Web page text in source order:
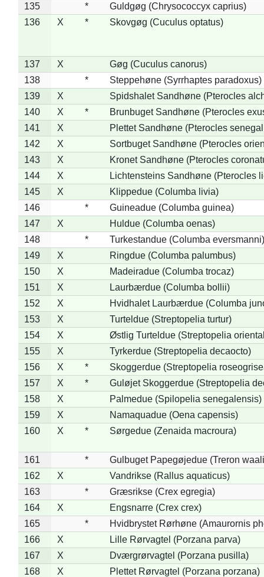
135
*
Guldgøg (Chrysococcyx caprius)
136
X * Skovgøg (Cuculus optatus)
137 X
Gøg (Cuculus canorus)
138
*
Steppehøne (Syrrhaptes paradoxus)
139
X
Spidshalet Sandhøne (Pterocles
140
X *
Brunbuget Sandhøne (Pterocles
141
X
Plettet Sandhøne (Pterocles
142
X
Sortbuget Sandhøne (Pterocles
143
X
Kronet Sandhøne (Pterocles
144
X
Lichtensteins Sandhøne (Pterocles
145
X
Klippedue (Columba livia)
146
*
Guineadue (Columba guinea)
147
X
Huldue (Columba oenas)
148
*
Turkestandue (Columba eversmanni)
149
X
Ringdue (Columba palumbus)
150
X
Madeiradue (Columba trocaz)
151
X
Laurbærdue (Columba bollii)
152
X
Hvidhalet Laurbærdue (Columba
153
X
Turteldue (Streptopelia turtur)
154
X
Østlig Turteldue (Streptopelia
155
X
Tyrkerdue (Streptopelia decaocto)
156
X *
Skoggerdue (Streptopelia
157
X *
Guløjet Skoggerdue (Streptopelia
158
X
Palmedue (Spilopelia senegalensis)
159
X
Namaquadue (Oena capensis)
160
X * Sørgedue (Zenaida macroura)
161 *
Gulbuget Papegøjedue (Treron
162
X
Vandrikse (Rallus aquaticus)
163
*
Græsrikse (Crex egregia)
164
X
Engsnarre (Crex crex)
165
*
Hvidbrystet Rørhøne (Amaurornis
166
X
Lille Rørvagtel (Porzana parva)
167
X
Dværgrørvagtel (Porzana pusilla)
168
X
Plettet Rørvagtel (Porzana porzana)